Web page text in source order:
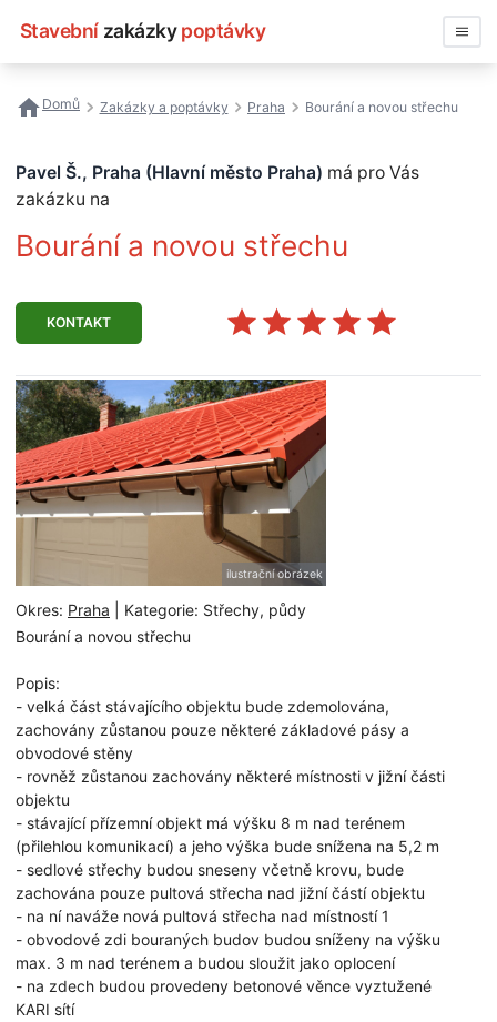
Stavební zakázky poptávky
Nejčastější vyhledávání
Registrace firmy
Domů Zakázky a poptávky Praha Bourání a novou střechu
Pavel Š., Praha (Hlavní město Praha) má pro Vás
zakázku na
Bourání a novou střechu
KONTAKT
Okres: Praha | Kategorie: Střechy, půdy
Bourání a novou střechu
Popis:
- velká část stávajícího objektu bude zdemolována,
zachovány zůstanou pouze některé základové pásy a
obvodové stěny
- rovněž zůstanou zachovány některé místnosti v jižní části
objektu
- stávající přízemní objekt má výšku 8 m nad terénem
(přilehlou komunikací) a jeho výška bude snížena na 5,2 m
- sedlové střechy budou sneseny včetně krovu, bude
zachována pouze pultová střecha nad jižní částí objektu
- na ní naváže nová pultová střecha nad místností 1
- obvodové zdi bouraných budov budou sníženy na výšku
max. 3 m nad terénem a budou sloužit jako oplocení
- na zdech budou provedeny betonové věnce vyztužené
KARI sítí
ilustrační obrázek